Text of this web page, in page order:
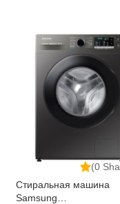
(0
Стиральная машина
Samsung